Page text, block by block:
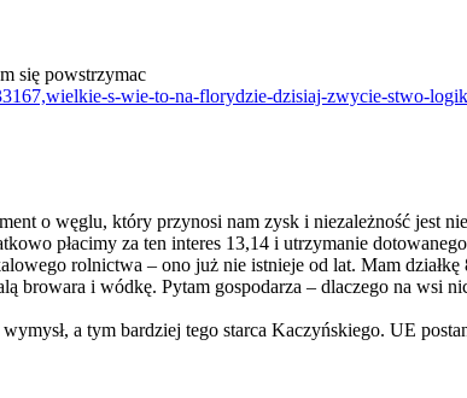
się powstrzymac
s-wie-to-na-florydzie-dzisiaj-zwycie-stwo-
o węglu, który przynosi nam zysk i niezależność jest
płacimy za ten interes 13,14 i utrzymanie
rolnictwa – ono już nie istnieje od lat. Mam
browara i wódkę. Pytam gospodarza – dlaczego na wsi
a tym bardziej tego starca Kaczyńskiego. UE